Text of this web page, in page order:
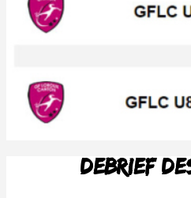
Debrief